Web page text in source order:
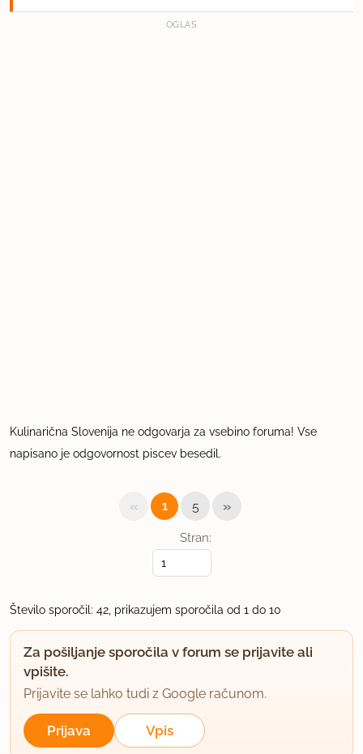
OGLAS
Kulinarična Slovenija ne odgovarja za vsebino foruma! Vse
napisano je odgovornost piscev besedil.
Stran:
« 1 5 »
Število sporočil: 42, prikazujem sporočila od 1 do 10
Za pošiljanje sporočila v forum se prijavite ali
vpišite.
Prijavite se lahko tudi z Google računom.
Prijava Vpis